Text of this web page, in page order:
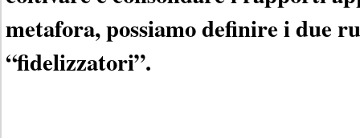
metafora, possiamo definire i due
“fidelizzatori”.